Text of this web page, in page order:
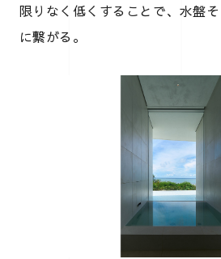
限りなく低くすることで、水盤
に繋がる。